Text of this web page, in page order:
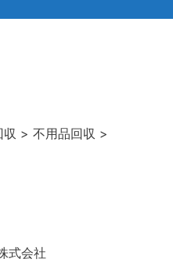
収 > 不用品回収 >
式会社